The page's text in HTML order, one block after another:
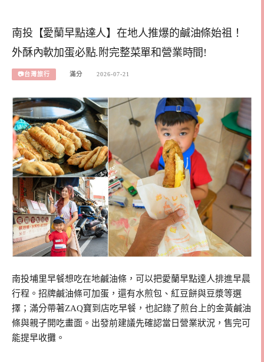
南投【愛蘭早點達人】在地人推爆的鹹油條始祖！
外酥內軟加蛋必點.附完整菜單和營業時間!
📷台灣旅行 滿分 2026-07-21
南投埔里早餐想吃在地鹹油條，可以把愛蘭早點達人排進早晨
行程。招牌鹹油條可加蛋，還有水煎包、紅豆餅與豆漿等選
擇；滿分帶著ZAQ寶到店吃早餐，也記錄了煎台上的金黃鹹油
條與親子開吃畫面。出發前建議先確認當日營業狀況，售完可
能提早收攤。